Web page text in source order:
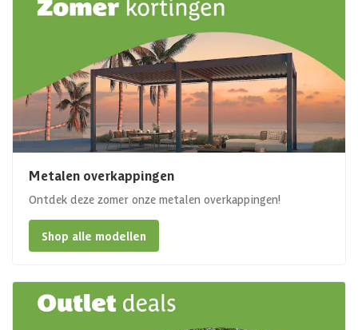
Metalen overkappingen
Ontdek deze zomer onze metalen overkappingen!
Shop alle modellen